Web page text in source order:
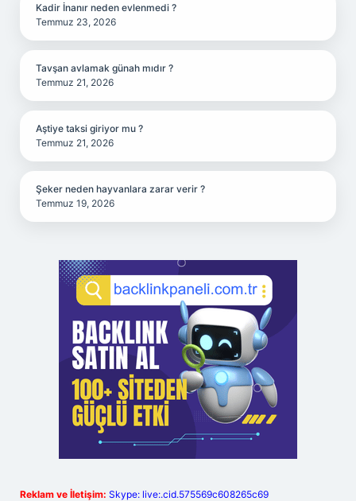
Kadir İnanır neden evlenmedi ?
Temmuz 23, 2026
Tavşan avlamak günah mıdır ?
Temmuz 21, 2026
Aştiye taksi giriyor mu ?
Temmuz 21, 2026
Şeker neden hayvanlara zarar verir ?
Temmuz 19, 2026
Reklam ve İletişim: Skype: live:.cid.575569c608265c69